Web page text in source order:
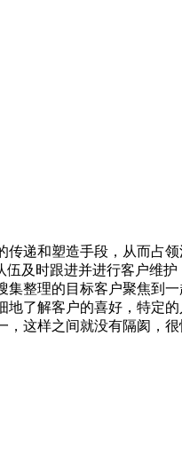
和塑造手段，从而占
及时跟进并进行客户维护
理的目标客户聚焦到
了解客户的喜好，特定
这样之间就没有隔阂，